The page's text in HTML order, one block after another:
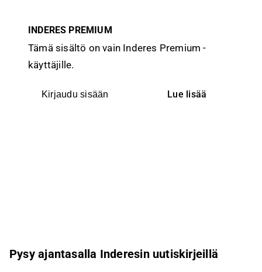
INDERES PREMIUM
Tämä sisältö on vain Inderes Premium -
käyttäjille.
Kirjaudu sisään Lue lisää
Pysy ajantasalla Inderesin uutiskirjeillä